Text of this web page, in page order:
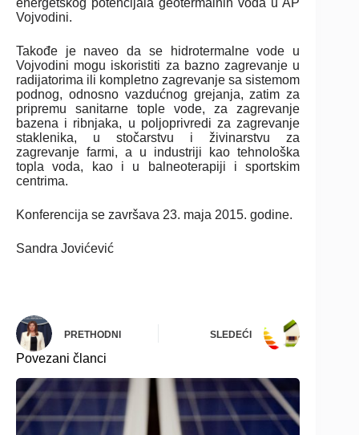
energetskog potencijala geotermalnih voda u AP
Vojvodini.
Takođe je naveo da se hidrotermalne vode u
Vojvodini mogu iskoristiti za bazno zagrevanje u
radijatorima ili kompletno zagrevanje sa sistemom
podnog, odnosno vazdućnog grejanja, zatim za
pripremu sanitarne tople vode, za zagrevanje
bazena i ribnjaka, u poljoprivredi za zagrevanje
staklenika, u stočarstvu i živinarstvu za
zagrevanje farmi, a u industriji kao tehnološka
topla voda, kao i u balneoterapiji i sportskim
centrima.
Konferencija se završava 23. maja 2015. godine.
Sandra Jovićević
PRETHODNI SLEDEĆI
Povezani članci